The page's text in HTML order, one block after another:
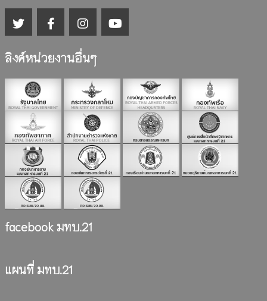
ลิงค์หน่วยงานอื่นๆ
facebook มทบ.21
แผนที่ มทบ.21